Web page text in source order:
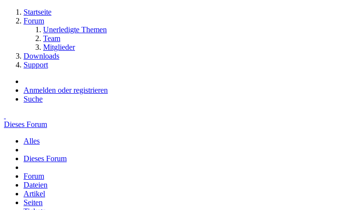
Startseite
Forum
Unerledigte Themen
Team
Mitglieder
Downloads
Support
Anmelden oder registrieren
Suche
Dieses Forum
Alles
Dieses Forum
Forum
Dateien
Artikel
Seiten